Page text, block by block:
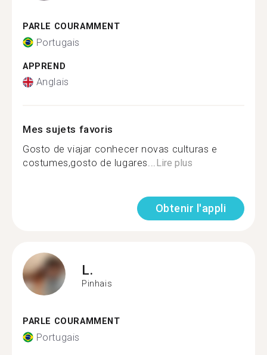
PARLE COURAMMENT
Portugais
APPREND
Anglais
Mes sujets favoris
Gosto de viajar conhecer novas culturas e
costumes,gosto de lugares...Lire plus
Obtenir l'appli
L.
Pinhais
PARLE COURAMMENT
Portugais